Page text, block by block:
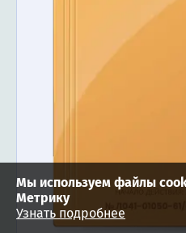
Мы используем файлы
Метрику
Узнать подробнее